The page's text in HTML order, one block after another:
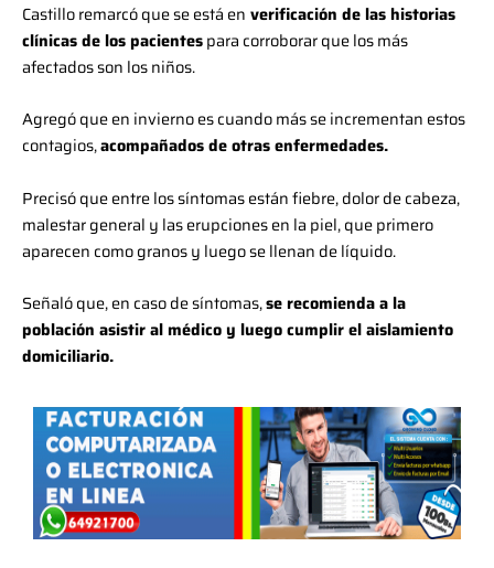
Castillo remarcó que se está en verificación de las historias
clínicas de los pacientespara corroborar que los más
afectados son los niños.
Agregó que en invierno es cuando más se incrementan estos
contagios,acompañados de otras enfermedades.
Precisó que entre los síntomas están fiebre, dolor de cabeza,
malestar general y las erupciones en la piel, que primero
aparecen como granos y luego se llenan de líquido.
Señaló que, en caso de síntomas,se recomienda a la
población asistir al médico y luego cumplir el aislamiento
domiciliario.